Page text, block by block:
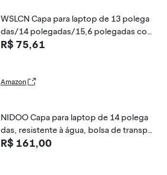
WSLCN Capa para laptop de 13 polega
das/14 polegadas/15,6 polegadas co
mpatível com bolsa de ombro, Preto, 1
R$ 75,61
Amazon
NIDOO Capa para laptop de 14 polega
das, resistente à água, bolsa de transp
orte portátil para notebook de 14 pole
R$ 161,00